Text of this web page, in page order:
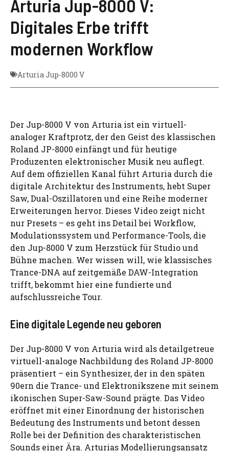
Arturia Jup-8000 V:
Digitales Erbe trifft
modernen Workflow
Arturia Jup-8000 V
Der Jup-8000 V von Arturia ist ein virtuell-
analoger Kraftprotz, der den Geist des klassischen
Roland JP-8000 einfängt und für heutige
Produzenten elektronischer Musik neu auflegt.
Auf dem offiziellen Kanal führt Arturia durch die
digitale Architektur des Instruments, hebt Super
Saw, Dual-Oszillatoren und eine Reihe moderner
Erweiterungen hervor. Dieses Video zeigt nicht
nur Presets – es geht ins Detail bei Workflow,
Modulationssystem und Performance-Tools, die
den Jup-8000 V zum Herzstück für Studio und
Bühne machen. Wer wissen will, wie klassisches
Trance-DNA auf zeitgemäße DAW-Integration
trifft, bekommt hier eine fundierte und
aufschlussreiche Tour.
Eine digitale Legende neu geboren
Der Jup-8000 V von Arturia wird als detailgetreue
virtuell-analoge Nachbildung des Roland JP-8000
präsentiert – ein Synthesizer, der in den späten
90ern die Trance- und Elektronikszene mit seinem
ikonischen Super-Saw-Sound prägte. Das Video
eröffnet mit einer Einordnung der historischen
Bedeutung des Instruments und betont dessen
Rolle bei der Definition des charakteristischen
Sounds einer Ära. Arturias Modellierungsansatz